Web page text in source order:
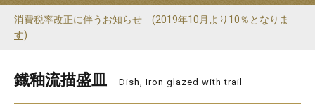
消費税率改正に伴うお知らせ (2019年10月より10％となりま
す)
鐡釉流描盛皿 Dish, Iron glazed with trail